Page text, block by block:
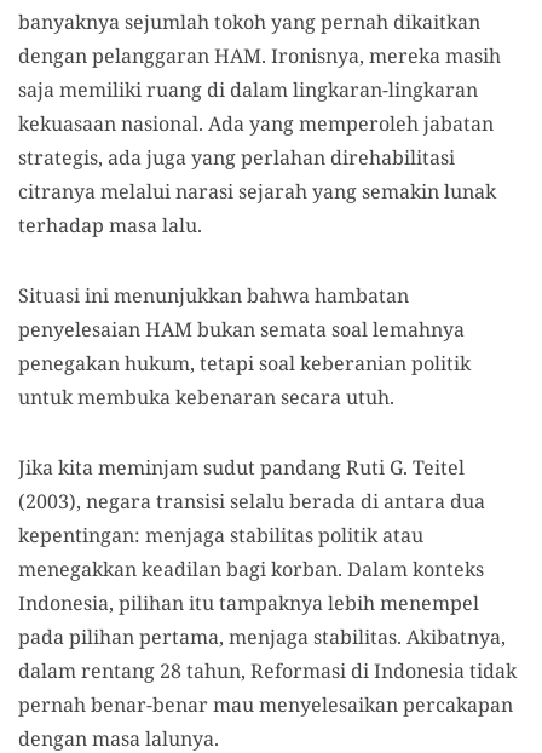
banyaknya sejumlah tokoh yang pernah dikaitkan
dengan pelanggaran HAM. Ironisnya, mereka masih
saja memiliki ruang di dalam lingkaran-lingkaran
kekuasaan nasional. Ada yang memperoleh jabatan
strategis, ada juga yang perlahan direhabilitasi
citranya melalui narasi sejarah yang semakin lunak
terhadap masa lalu.
Situasi ini menunjukkan bahwa hambatan
penyelesaian HAM bukan semata soal lemahnya
penegakan hukum, tetapi soal keberanian politik
untuk membuka kebenaran secara utuh.
Jika kita meminjam sudut pandang Ruti G. Teitel
(2003), negara transisi selalu berada di antara dua
kepentingan: menjaga stabilitas politik atau
menegakkan keadilan bagi korban. Dalam konteks
Indonesia, pilihan itu tampaknya lebih menempel
pada pilihan pertama, menjaga stabilitas. Akibatnya,
dalam rentang 28 tahun, Reformasi di Indonesia tidak
pernah benar-benar mau menyelesaikan percakapan
dengan masa lalunya.